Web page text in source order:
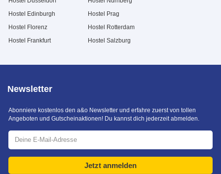
Hostel Edinburgh
Hostel Florenz
Hostel Frankfurt
Hostel Prag
Hostel Rotterdam
Hostel Salzburg
Newsletter
Abonniere kostenlos den a&o Newsletter und erfahre zuerst von tollen
Angeboten und Gutscheinaktionen! Du kannst dich jederzeit abmelden.
Jetzt anmelden